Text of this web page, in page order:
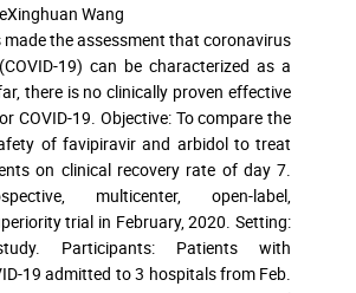
Xinghuan Wang
the assessment that coronavirus
19) can be characterized as a
there is no clinically proven effective
COVID-19. Objective: To compare the
of favipiravir and arbidol to treat
on clinical recovery rate of day 7.
multicenter, open-label,
trial in February, 2020. Setting:
Participants: Patients with
19 admitted to 3 hospitals from Feb.